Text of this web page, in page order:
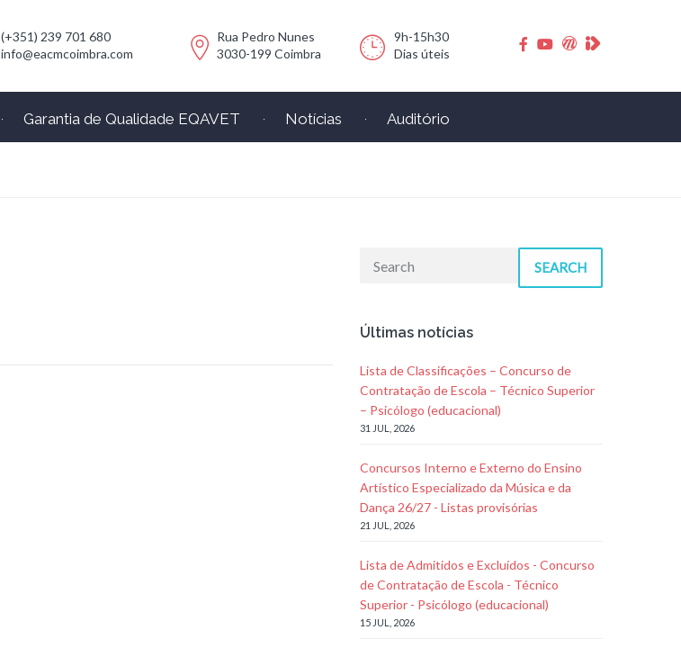
(+351) 239 701 680
info@eacmcoimbra.com
Rua Pedro Nunes
3030-199 Coimbra
9h-15h30
Dias úteis
Garantia de Qualidade EQAVET Notícias Auditório
SEARCH
Últimas notícias
Lista de Classificações – Concurso de
Contratação de Escola – Técnico Superior
– Psicólogo (educacional)
31 JUL, 2026
Concursos Interno e Externo do Ensino
Artístico Especializado da Música e da
Dança 26/27 - Listas provisórias
21 JUL, 2026
Lista de Admitidos e Excluídos - Concurso
de Contratação de Escola - Técnico
Superior - Psicólogo (educacional)
15 JUL, 2026